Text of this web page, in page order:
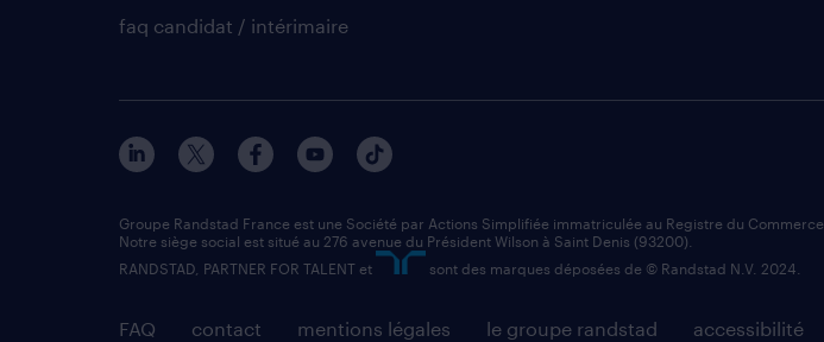
faq candidat / intérimaire
FAQ contact mentions légales le groupe randstad accessibilité
Groupe Randstad France est une Société par Actions Simplifiée immatriculée au Registre du
Notre siège social est situé au 276 avenue du Président Wilson à Saint Denis (93200).
RANDSTAD, PARTNER FOR TALENT et
sont des marques déposées de © Randstad N.V. 2024.